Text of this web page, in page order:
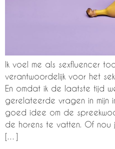
Ik voel me als sexfluencer
verantwoordelijk voor het
En omdat ik de laatste tijd
gerelateerde vragen in mijn
goed idee om de
de horens te vatten. Of nou
[…]